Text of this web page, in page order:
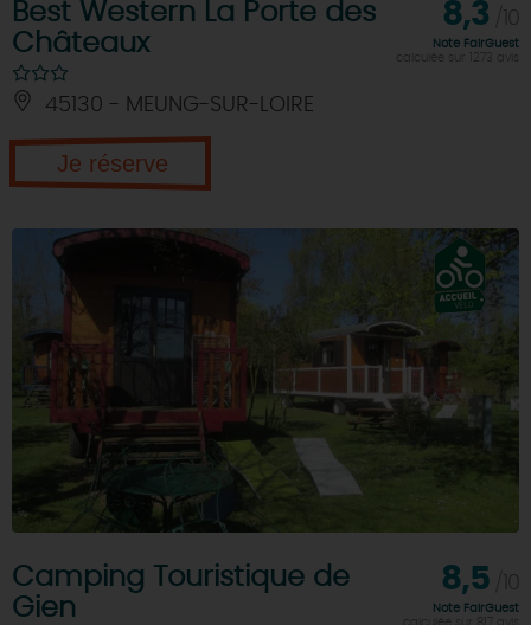
Best Western La Porte des
Châteaux
45130 - MEUNG-SUR-LOIRE
8,3
Note FairGuest
Je réserve
Camping Touristique de
Gien
8,5
Note FairGuest